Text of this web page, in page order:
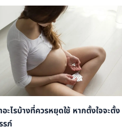
อะไรบ้างที่ควรหยุดใช้ หากตั้งใจจะตั้ง
รภ์